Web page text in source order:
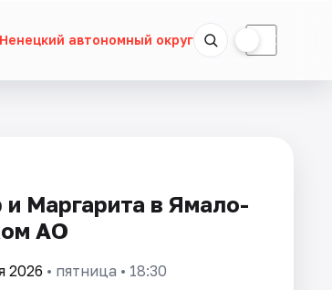
автономный округ ☾
Маргарита в Ямало-
АО
2026 • пятница • 18:30